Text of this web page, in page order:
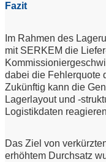
Fazit
Im Rahmen des
mit SERKEM die
dabei die Fehlerquote
Zukünftig kann die
Lagerlayout und -
Logistikdaten
Das Ziel von
erhöhtem Durchsatz